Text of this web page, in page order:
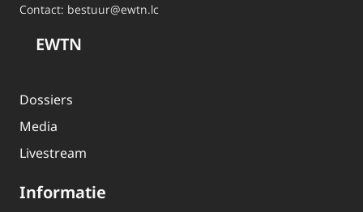
Contact: bestuur@ewtn.lc
EWTN
Dossiers
Media
Livestream
Informatie